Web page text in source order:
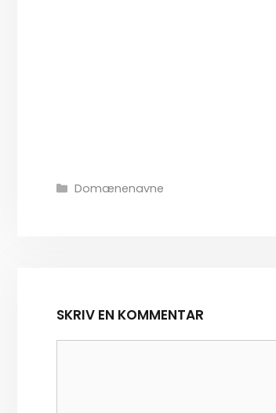
Kategorier
Domænenavne
SKRIV EN KOMMENTAR